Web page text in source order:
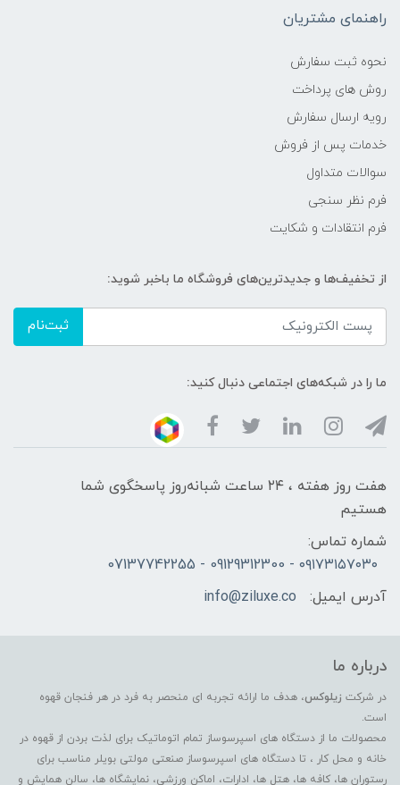
راهنمای مشتریان
نحوه ثبت سفارش
روش های پرداخت
رویه ارسال سفارش
خدمات پس از فروش
سوالات متداول
فرم نظر سنجی
فرم انتقادات و شکایت
از تخفیف‌ها و جدیدترین‌های فروشگاه ما باخبر شوید:
ثبت‌نام
ما را در شبکه‌های اجتماعی دنبال کنید:
هفت روز هفته ، ۲۴ ساعت شبانه‌روز پاسخگوی شما
هستیم
شماره تماس:
۰۹۱۷۳۱۵۷۰۳۰ - 09129312300 - 07137742255
آدرس ایمیل:
info@ziluxe.co
درباره ما
در شرکت زیلوکس، هدف ما ارائه تجربه ای منحصر به فرد در هر فنجان قهوه
است.
محصولات ما از دستگاه های اسپرسوساز تمام اتوماتیک برای لذت بردن از قهوه در
خانه و محل کار ، تا دستگاه های اسپرسوساز صنعتی مولتی بویلر مناسب برای
رستوران ها، کافه ها، هتل ها، ادارات، اماکن ورزشی، نمایشگاه ها، سالن همایش و